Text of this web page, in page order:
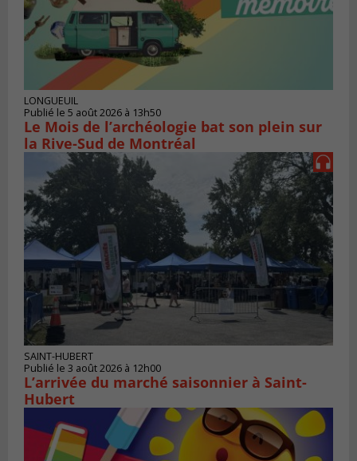
LONGUEUIL
Publié le 5 août 2026 à 13h50
Le Mois de l’archéologie bat son plein sur
la Rive-Sud de Montréal
SAINT-HUBERT
Publié le 3 août 2026 à 12h00
L’arrivée du marché saisonnier à Saint-
Hubert